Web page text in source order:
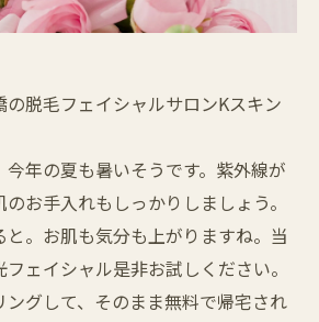
の脱毛フェイシャルサロンKスキン
年の夏も暑いそうです。紫外線が
お手入れもしっかりしましょう。
。お肌も気分も上がりますね。当
ェイシャル是非お試しください。
グして、そのまま無料で帰宅され